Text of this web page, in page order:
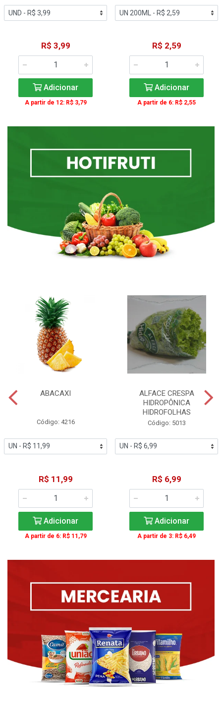
R$ 3,99
Adicionar
A partir de 12: R$ 3,79
R$ 2,59
Adicionar
A partir de 6: R$ 2,55
ABACAXI
Código: 4216
R$ 11,99
Adicionar
A partir de 6: R$ 11,79
ALFACE CRESPA
HIDROPÔNICA
HIDROFOLHAS
Código: 5013
R$ 6,99
Adicionar
A partir de 3: R$ 6,49